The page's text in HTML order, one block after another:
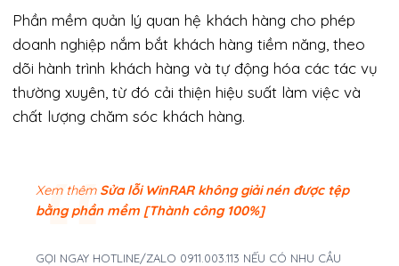
Phần mềm quản lý quan hệ khách hàng cho phép
doanh nghiệp nắm bắt khách hàng tiềm năng, theo
dõi hành trình khách hàng và tự động hóa các tác vụ
thường xuyên, từ đó cải thiện hiệu suất làm việc và
chất lượng chăm sóc khách hàng.
Xem thêm Sửa lỗi WinRAR không giải nén được tệp
bằng phần mềm [Thành công 100%]
GỌI NGAY HOTLINE/ZALO 0911.003.113 NẾU CÓ NHU CẦU